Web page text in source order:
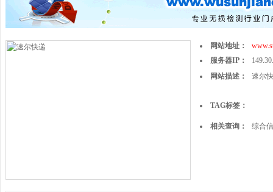
网站地址：
服务器IP：
网站描述：
速尔
TAG标签：
相关查询： 综合